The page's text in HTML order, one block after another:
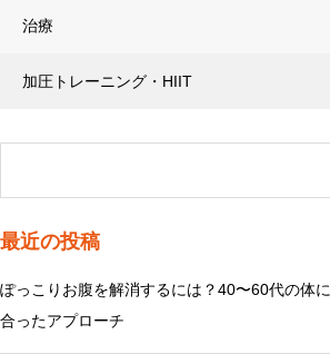
治療
加圧トレーニング・HIIT
最近の投稿
ぽっこりお腹を解消するには？40〜60代の体に
合ったアプローチ